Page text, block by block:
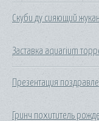
Скуби ду сияющий
Заставка aquarium
Презентация
Гринч похититель